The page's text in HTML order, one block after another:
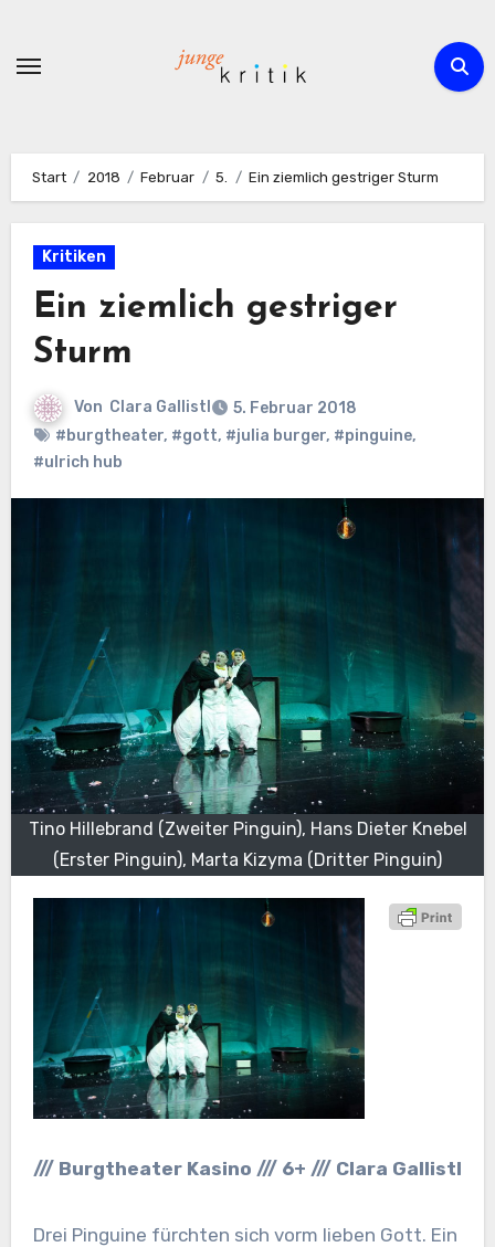
springen
Start 2018 Februar 5. Ein ziemlich gestriger Sturm
Kritiken
Ein ziemlich gestriger
Sturm
Von Clara Gallistl
5. Februar 2018
#burgtheater, #gott, #julia burger, #pinguine,
#ulrich hub
Tino Hillebrand (Zweiter Pinguin), Hans Dieter Knebel
(Erster Pinguin), Marta Kizyma (Dritter Pinguin)
/// Burgtheater Kasino /// 6+ /// Clara Gallistl
Drei Pinguine fürchten sich vorm lieben Gott. Ein